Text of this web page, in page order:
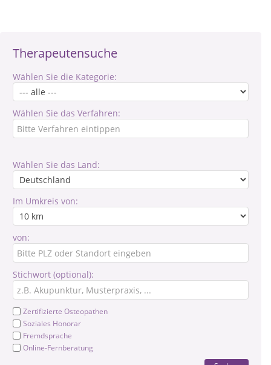
Therapeutensuche
Wählen Sie die Kategorie:
Wählen Sie das Verfahren:
Wählen Sie das Land:
Im Umkreis von:
von:
Stichwort (optional):
Zertifizierte Osteopathen
Soziales Honorar
Fremdsprache
Online-Fernberatung